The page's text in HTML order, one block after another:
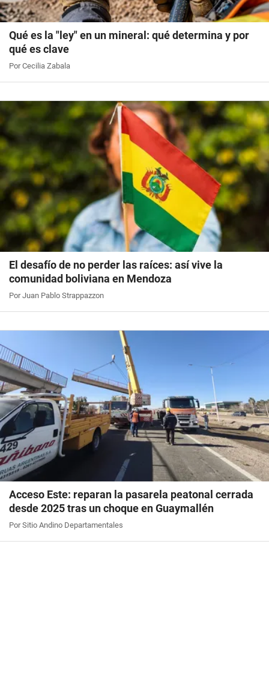
Qué es la "ley" en un mineral: qué determina y por
qué es clave
Por Cecilia Zabala
El desafío de no perder las raíces: así vive la
comunidad boliviana en Mendoza
Por Juan Pablo Strappazzon
Acceso Este: reparan la pasarela peatonal cerrada
desde 2025 tras un choque en Guaymallén
Por Sitio Andino Departamentales